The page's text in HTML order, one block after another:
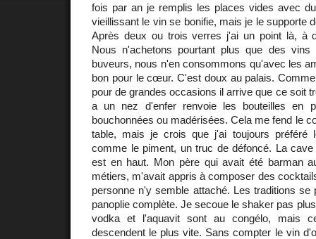
fois par an je remplis les places vides avec
vieillissant le vin se bonifie, mais je le supporte
Après deux ou trois verres j'ai un point là, à
Nous n'achetons pourtant plus que des vins
buveurs, nous n'en consommons qu'avec les
bon pour le cœur. C'est doux au palais.
pour de grandes occasions il arrive que ce soit
a un nez d'enfer renvoie les bouteilles en
bouchonnées ou madérisées. Cela me fend le
table, mais je crois que j'ai toujours préféré
comme le piment, un truc de défoncé. La
est en haut. Mon père qui avait été barman
métiers, m'avait appris à composer des
personne n'y semble attaché. Les traditions se
panoplie complète. Je secoue le shaker pas
vodka et l'aquavit sont au congélo, mais
descendent le plus vite. Sans compter le vin